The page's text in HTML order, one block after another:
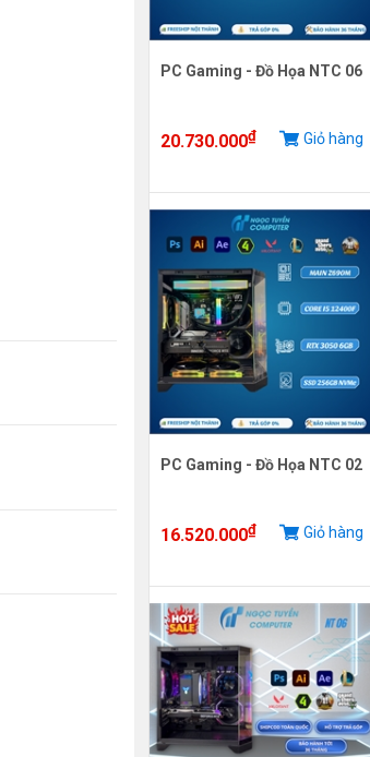
PC Gaming - Đồ Họa NTC 06
20.730.000₫ Giỏ hàng
PC Gaming - Đồ Họa NTC 02
16.520.000₫ Giỏ hàng